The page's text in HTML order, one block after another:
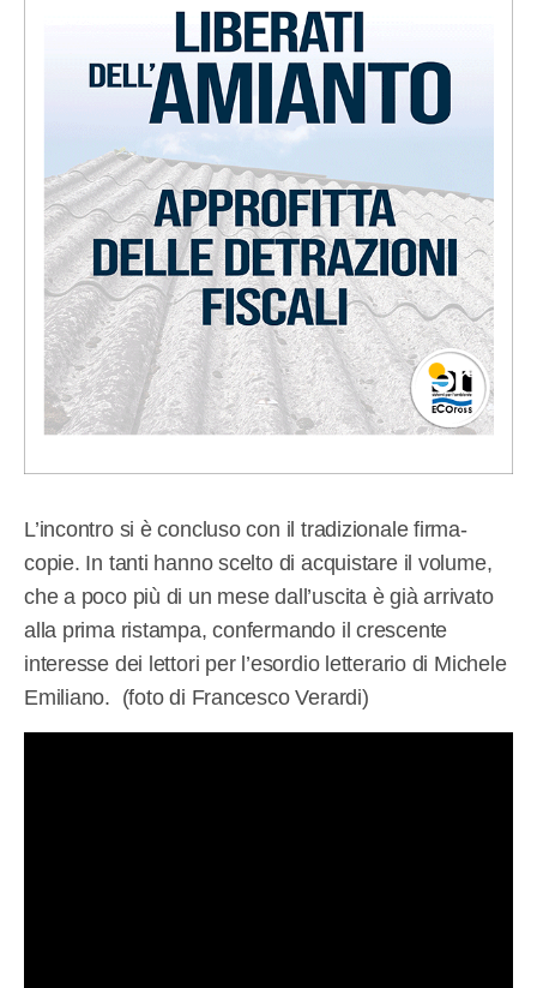
L’incontro si è concluso con il tradizionale firma-
copie. In tanti hanno scelto di acquistare il volume,
che a poco più di un mese dall’uscita è già arrivato
alla prima ristampa, confermando il crescente
interesse dei lettori per l’esordio letterario di Michele
Emiliano. (foto di Francesco Verardi)